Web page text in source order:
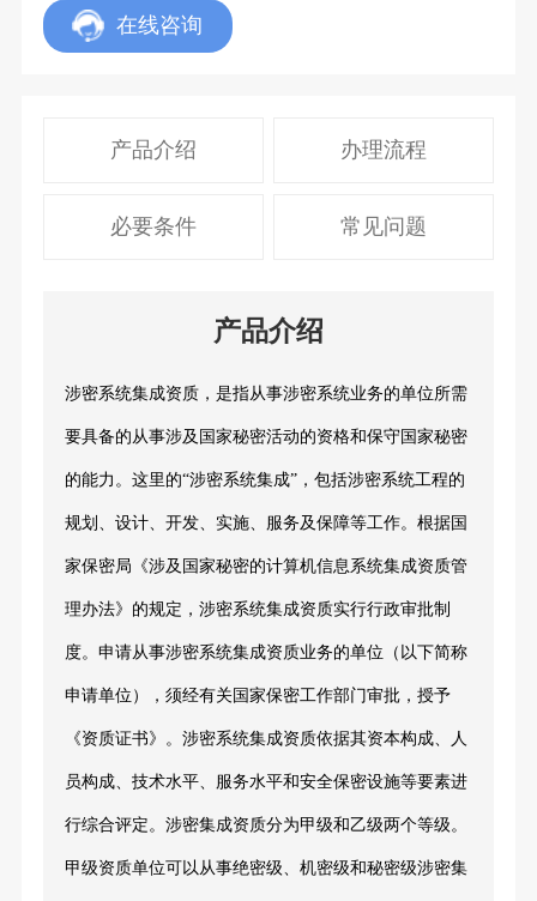
在线咨询
产品介绍 办理流程
必要条件 常见问题
产品介绍
涉密系统集成资质，是指从事涉密系统业务的单位所需
要具备的从事涉及国家秘密活动的资格和保守国家秘密
的能力。这里的“涉密系统集成”，包括涉密系统工程的
规划、设计、开发、实施、服务及保障等工作。根据国
家保密局《涉及国家秘密的计算机信息系统集成资质管
理办法》的规定，涉密系统集成资质实行行政审批制
度。申请从事涉密系统集成资质业务的单位（以下简称
申请单位），须经有关国家保密工作部门审批，授予
《资质证书》。涉密系统集成资质依据其资本构成、人
员构成、技术水平、服务水平和安全保密设施等要素进
行综合评定。涉密集成资质分为甲级和乙级两个等级。
甲级资质单位可以从事绝密级、机密级和秘密级涉密集